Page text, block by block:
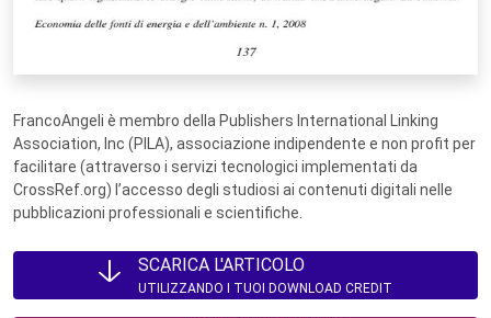
FrancoAngeli è membro della Publishers International Linking
Association, Inc (PILA), associazione indipendente e non profit per
facilitare (attraverso i servizi tecnologici implementati da
CrossRef.org) l’accesso degli studiosi ai contenuti digitali nelle
pubblicazioni professionali e scientifiche.
SCARICA L'ARTICOLO
UTILIZZANDO I TUOI DOWNLOAD CREDIT